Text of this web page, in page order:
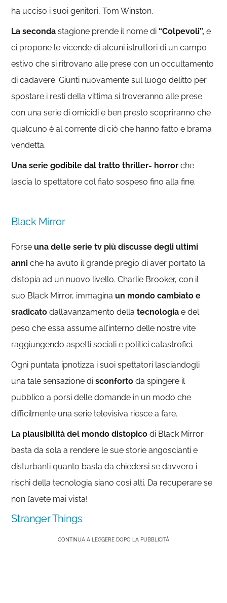
ha ucciso i suoi genitori, Tom Winston.
La seconda stagione prende il nome di“Colpevoli”, e
ci propone le vicende di alcuni istruttori di un campo
estivo che si ritrovano alle prese con un occultamento
di cadavere. Giunti nuovamente sul luogo delitto per
spostare i resti della vittima si troveranno alle prese
con una serie di omicidi e ben presto scopriranno che
qualcuno è al corrente di ciò che hanno fatto e brama
vendetta.
Una serie godibile dal tratto thriller- horror che
lascia lo spettatore col fiato sospeso fino alla fine.
Black Mirror
Forseuna delle serie tv più discusse degli ultimi
anni che ha avuto il grande pregio di aver portato la
distopia ad un nuovo livello. Charlie Brooker, con il
suo Black Mirror, immaginaun mondo cambiato e
sradicato dall’avanzamento dellatecnologia e del
peso che essa assume all’interno delle nostre vite
raggiungendo aspetti sociali e politici catastrofici.
Ogni puntata ipnotizza i suoi spettatori lasciandogli
una tale sensazione disconforto da spingere il
pubblico a porsi delle domande in un modo che
difficilmente una serie televisiva riesce a fare.
La plausibilità del mondo distopico di Black Mirror
basta da sola a rendere le sue storie angoscianti e
disturbanti quanto basta da chiedersi se davvero i
rischi della tecnologia siano così alti. Da recuperare se
non l’avete mai vista!
Stranger Things
CONTINUA A LEGGERE DOPO LA PUBBLICITÀ